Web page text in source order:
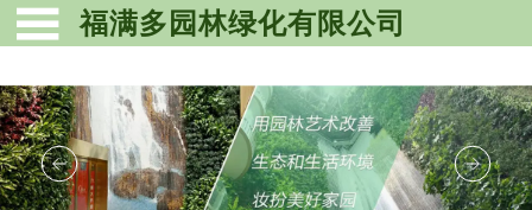
 福满多园林绿化有限公司